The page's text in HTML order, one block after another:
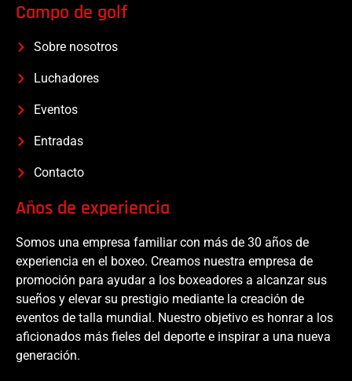
Campo de golf
Sobre nosotros
Luchadores
Eventos
Entradas
Contacto
Años de experiencia
Somos una empresa familiar con más de 30 años de
experiencia en el boxeo. Creamos nuestra empresa de
promoción para ayudar a los boxeadores a alcanzar sus
sueños y elevar su prestigio mediante la creación de
eventos de talla mundial. Nuestro objetivo es honrar a los
aficionados más fieles del deporte e inspirar a una nueva
generación.